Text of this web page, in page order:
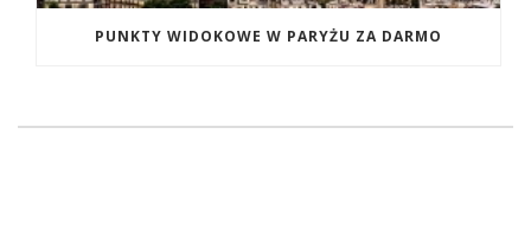
PUNKTY WIDOKOWE W PARYŻU ZA DARMO